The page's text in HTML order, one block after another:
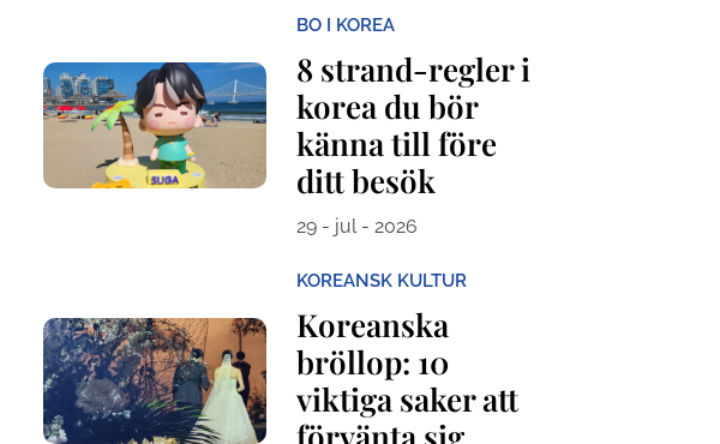
BO I KOREA
8 strand-regler i
korea du bör
känna till före
ditt besök
29 - jul - 2026
KOREANSK KULTUR
Koreanska
bröllop: 10
viktiga saker att